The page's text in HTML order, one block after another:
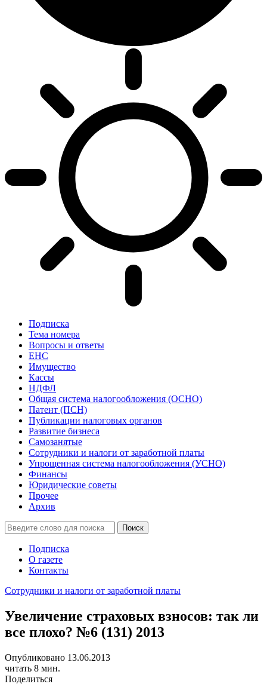
Подписка
Тема номера
Вопросы и ответы
ЕНС
Имущество
Кассы
НДФЛ
Общая система налогообложения (ОСНО)
Патент (ПСН)
Публикации налоговых органов
Развитие бизнеса
Самозанятые
Сотрудники и налоги от заработной платы
Упрощенная система налогообложения (УСНО)
Финансы
Юридические советы
Прочее
Архив
Подписка
О газете
Контакты
Сотрудники и налоги от заработной платы
Увеличение страховых взносов: так ли
все плохо? №6 (131) 2013
Опубликовано 13.06.2013
читать 8 мин.
Поделиться